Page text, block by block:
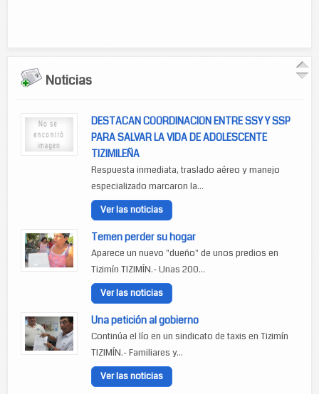
Noticias
DESTACAN COORDINACION ENTRE SSY Y SSP
PARA SALVAR LA VIDA DE ADOLESCENTE
TIZIMILEÑA
Respuesta inmediata, traslado aéreo y manejo
especializado marcaron la...
Ver las noticias
Temen perder su hogar
Aparece un nuevo "dueño" de unos predios en
Tizimín TIZIMÍN.- Unas 200...
Ver las noticias
Una petición al gobierno
Continúa el lío en un sindicato de taxis en Tizimín
TIZIMÍN.- Familiares y...
Ver las noticias